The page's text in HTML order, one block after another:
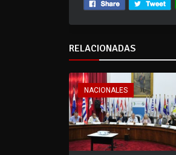
RELACIONADAS
NACIONALES